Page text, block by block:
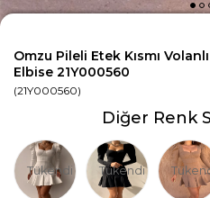
Omzu Pileli Etek Kısmı
Elbise 21Y000560
(21Y000560)
Diğer Renk
Tükendi Tükendi